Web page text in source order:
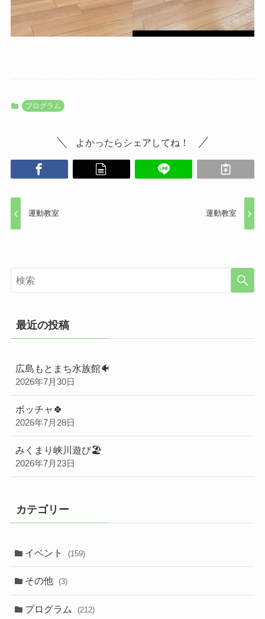
プログラム
よかったらシェアしてね！
運動教室 運動教室
最近の投稿
広島もとまち水族館🐠
2026年7月30日
ボッチャ🍀
2026年7月28日
みくまり峡川遊び🏖️
2026年7月23日
カテゴリー
イベント (159)
その他 (3)
プログラム (212)